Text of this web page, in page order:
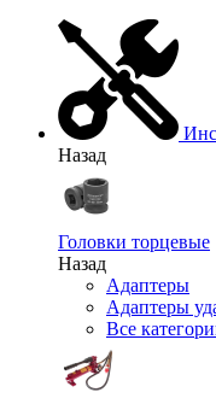
Назад
Головки торцевые
Назад
Адаптеры
Адаптеры
Все